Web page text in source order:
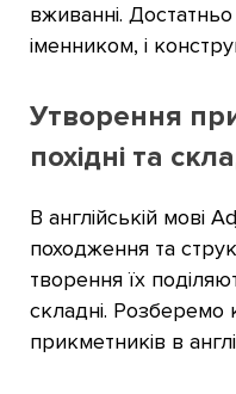
вживанні.
іменником, і
Утворення
похідні та
В англійській мові
походження та
творення їх
складні. Розберемо
прикметників в